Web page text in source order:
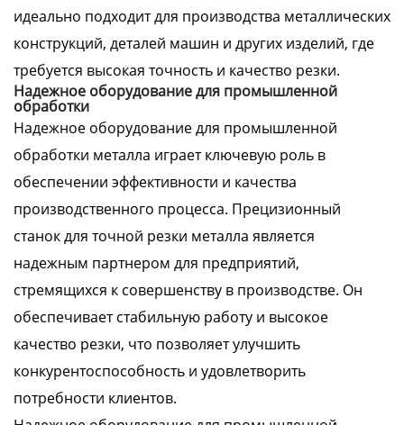
идеально подходит для производства металлических
конструкций, деталей машин и других изделий, где
требуется высокая точность и качество резки.
Надежное оборудование для промышленной
обработки
Надежное оборудование для промышленной
обработки металла играет ключевую роль в
обеспечении эффективности и качества
производственного процесса. Прецизионный
станок для точной резки металла является
надежным партнером для предприятий,
стремящихся к совершенству в производстве. Он
обеспечивает стабильную работу и высокое
качество резки, что позволяет улучшить
конкурентоспособность и удовлетворить
потребности клиентов.